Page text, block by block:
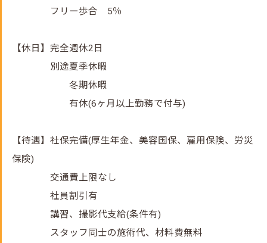
フリー歩合 5％
【休日】完全週休2日
別途夏季休暇
冬期休暇
有休(6ヶ月以上勤務で付与)
【待遇】社保完備(厚生年金、美容国保、雇用保険、労災
保険)
交通費上限なし
社員割引有
講習、撮影代支給(条件有)
スタッフ同士の施術代、材料費無料